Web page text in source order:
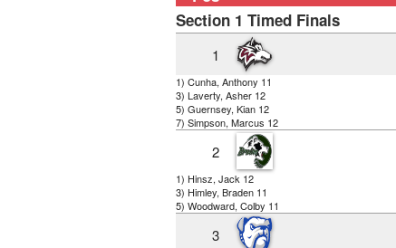
Section 1 Timed Finals
1
1) Cunha, Anthony 11
3) Laverty, Asher 12
5) Guernsey, Kian 12
7) Simpson, Marcus 12
2
1) Hinsz, Jack 12
3) Himley, Braden 11
5) Woodward, Colby 11
3